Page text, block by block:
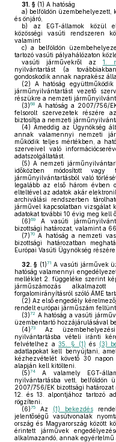
31. § (1) A hatóság
a) belföldön üzembehelyezett,
és önjáró,
b) az EGT-államok közül
közösségi vasúti rendszeren
valamint
c) a belföldön
tartozó vasúti pályahálózaton
vasúti járművekről az 1.
nyilvántartást (a
gondoskodik annak naprakész
(2) A hatóság
járműnyilvántartást vezető
részükre a nemzeti
(3)68 A hatóság a 2007/756/
felsorolt szervezetek részére
biztosítja a nemzeti
(4) Ameddig az Ügynökség
annak valamennyi nemzeti
működik teljes mértékben, a
szerveivel való
adatszolgáltatást.
(5) A nemzeti
időközben módosított
járműnyilvántartásból való
legalább az első három évben
elteltével az adatok akár
archiválási rendszerben
járművel kapcsolatban vizsgálat
adatokat további 10 évig meg kell
(6)69
A vasúti
bizottsági határozat, valamint a
(7)70 A hatóság a nemzeti
bizottsági határozatban
Európai Vasúti Ügynökség részére.
32. § (1)71 A vasúti járművek
hatóság valamennyi
melléklet 2. függeléke szerint
járműszámozás
forgalomirányításról szóló ÁME
(2) Az első engedély
rendelt európai járműszám
(3)72 A hatóság a vasúti
üzembentartó hozzájárulásával
(4)73
Az
nyilvántartásba vételi iránti
felvételhez a35. § (1) és (3)
adatlapokat kell benyújtani,
kézhezvételét követő 30
alapján kell kitölteni.
(5)74
A valamely EGT-
nyilvántartásba vett, belföldön
2007/756/EK bizottsági határozat
12. és 13. alpontjához tartozó
rögzíteni.
(6)75 Az (1) bekezdés
jelentőségű vasútvonalak
ország és Magyarország között
érintett járművek
alkalmazandó, annak egyértelmű